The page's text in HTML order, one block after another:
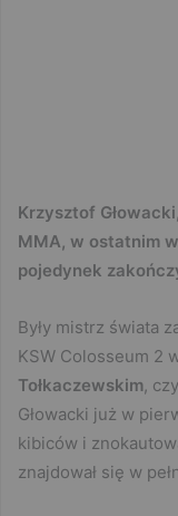
Krzysztof
MMA, w ostatnim
pojedynek
Były mistrz świata
KSW Colosseum 2
Tołkaczewskim,
Głowacki już w
kibiców i
znajdował się w